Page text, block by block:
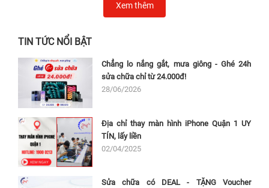
Xem thêm
TIN TỨC NỔI BẬT
Chẳng lo nắng gắt, mưa giông - Ghé 24h
sửa chữa chỉ từ 24.000đ!
28/06/2026
Địa chỉ thay màn hình iPhone Quận 1 UY
TÍN, lấy liền
02/04/2025
Sửa chữa có DEAL - TẶNG Voucher